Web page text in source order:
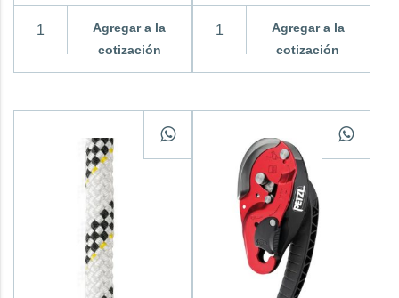
Agregar a la
cotización
Agregar a la
cotización